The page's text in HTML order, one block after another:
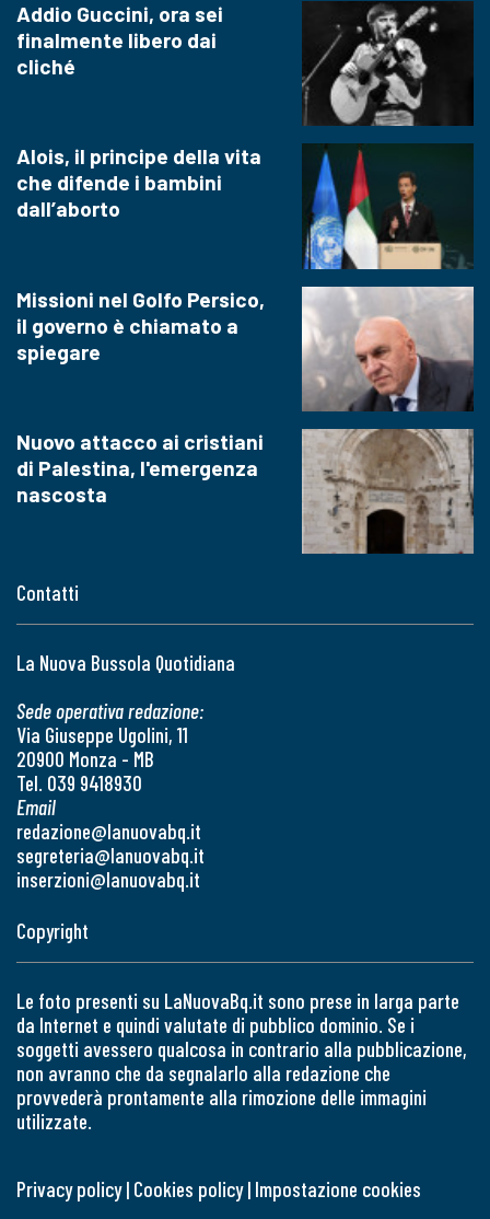
Contatti
La Nuova Bussola Quotidiana
Sede operativa redazione:
Via Giuseppe Ugolini, 11
20900 Monza - MB
Tel. 039 9418930
Email
redazione@lanuovabq.it
segreteria@lanuovabq.it
inserzioni@lanuovabq.it
Addio Guccini, ora sei
finalmente libero dai
cliché
Alois, il principe della vita
che difende i bambini
dall’aborto
Missioni nel Golfo Persico,
il governo è chiamato a
spiegare
Nuovo attacco ai cristiani
di Palestina, l'emergenza
nascosta
Copyright
Le foto presenti su LaNuovaBq.it sono prese in larga parte
da Internet e quindi valutate di pubblico dominio. Se i
soggetti avessero qualcosa in contrario alla pubblicazione,
non avranno che da segnalarlo alla redazione che
provvederà prontamente alla rimozione delle immagini
utilizzate.
Privacy policy| Cookies policy| Impostazione cookies